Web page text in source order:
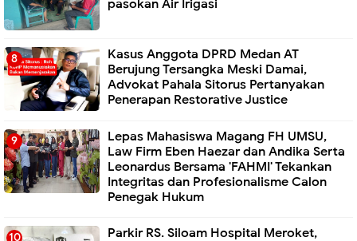
pasokan Air Irigasi
Kasus Anggota DPRD Medan AT
Berujung Tersangka Meski Damai,
Advokat Pahala Sitorus Pertanyakan
Penerapan Restorative Justice
Lepas Mahasiswa Magang FH UMSU,
Law Firm Eben Haezar dan Andika Serta
Leonardus Bersama 'FAHMI' Tekankan
Integritas dan Profesionalisme Calon
Penegak Hukum
Parkir RS. Siloam Hospital Meroket,